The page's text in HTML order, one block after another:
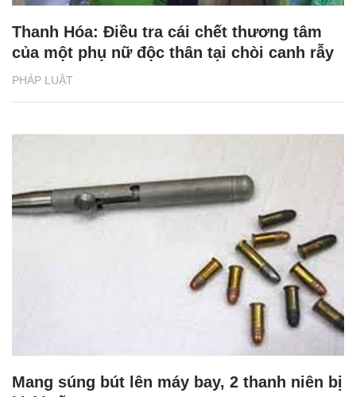
PHÁP LUẬT
Thanh Hóa: Điều tra cái chết thương tâm
của một phụ nữ độc thân tại chòi canh rẫy
Mang súng bút lên máy bay, 2 thanh niên bị